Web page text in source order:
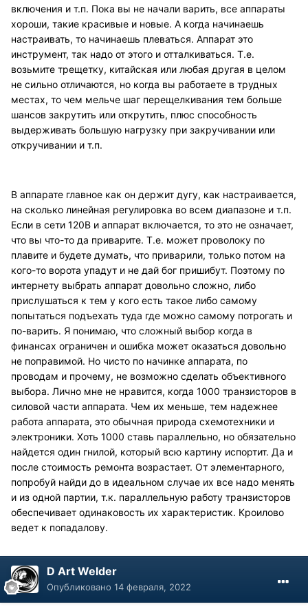
включения и т.п. Пока вы не начали варить, все аппараты
хороши, такие красивые и новые. А когда начинаешь
настраивать, то начинаешь плеваться. Аппарат это
инструмент, так надо от этого и отталкиваться. Т.е.
возьмите трещетку, китайская или любая другая в целом
не сильно отличаются, но когда вы работаете в трудных
местах, то чем мельче шаг перещелкивания тем больше
шансов закрутить или открутить, плюс способность
выдерживать большую нагрузку при закручивании или
откручивании и т.п.
В аппарате главное как он держит дугу, как настраивается,
на сколько линейная регулировка во всем диапазоне и т.п.
Если в сети 120В и аппарат включается, то это не означает,
что вы что-то да приварите. Т.е. может проволоку по
плавите и будете думать, что приварили, только потом на
кого-то ворота упадут и не дай бог пришибут. Поэтому по
интернету выбрать аппарат довольно сложно, либо
прислушаться к тем у кого есть такое либо самому
попытаться подъехать туда где можно самому потрогать и
по-варить. Я понимаю, что сложный выбор когда в
финансах ограничен и ошибка может оказаться довольно
не поправимой. Но чисто по начинке аппарата, по
проводам и прочему, не возможно сделать объективного
выбора. Лично мне не нравится, когда 1000 транзисторов в
силовой части аппарата. Чем их меньше, тем надежнее
работа аппарата, это обычная природа схемотехники и
электроники. Хоть 1000 ставь параллельно, но обязательно
найдется один гнилой, который всю картину испортит. Да и
после стоимость ремонта возрастает. От элементарного,
попробуй найди до в идеальном случае их все надо менять
и из одной партии, т.к. параллельную работу транзисторов
обеспечивает одинаковость их характеристик. Кроилово
ведет к попадалову.
D Art Welder
Опубликовано 14 февраля, 2022